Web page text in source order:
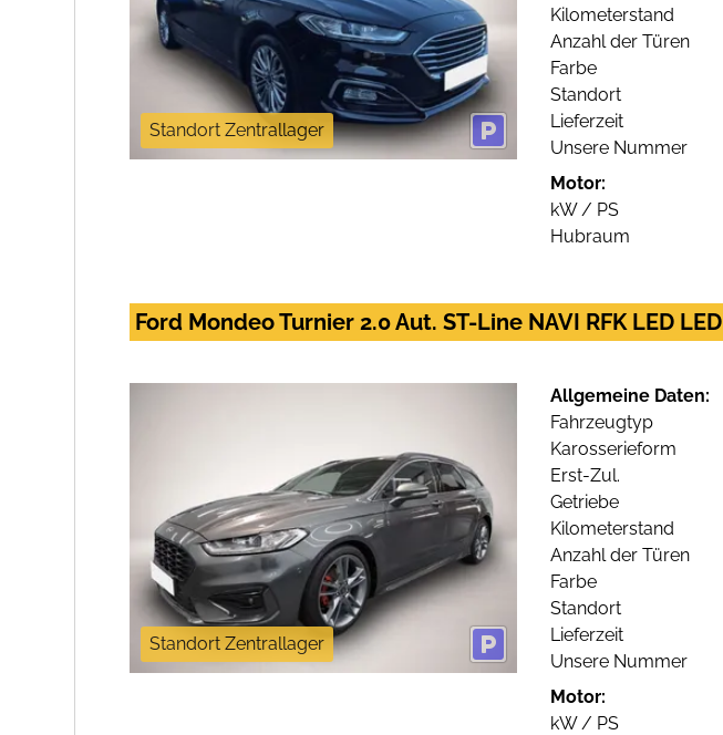
Standort Zentrallager
Kilometerstand
Anzahl der Türen
Farbe
Standort
Lieferzeit
Unsere Nummer
Motor:
kW / PS
Hubraum
Ford Mondeo Turnier 2.0 Aut. ST-Line NAVI RFK LED LED
Standort Zentrallager
Allgemeine Daten:
Fahrzeugtyp
Karosserieform
Erst-Zul.
Getriebe
Kilometerstand
Anzahl der Türen
Farbe
Standort
Lieferzeit
Unsere Nummer
Motor:
kW / PS